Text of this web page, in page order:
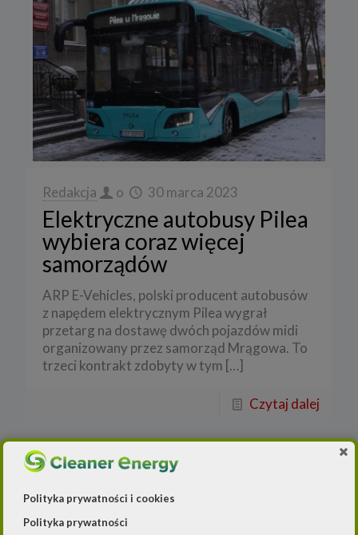
Redakcja o 30 marca 2023
Elektryczne autobusy Pilea
wybiera coraz więcej
samorządów
ARP E-Vehicles, polski producent autobusów
z napędem elektrycznym Pilea wygrał
przetarg na dostawę dwóch pojazdów midi
organizowany przez samorząd Mrągowa. To
trzeci kontrakt zdobyty w tym […]
Czytaj dalej
Polityka prywatności i cookies
Polityka prywatności